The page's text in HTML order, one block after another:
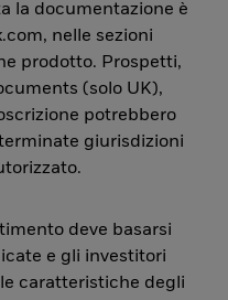
la documentazione è
nelle sezioni
prodotto. Prospetti,
(solo UK),
potrebbero
giurisdizioni
deve basarsi
e gli investitori
caratteristiche degli